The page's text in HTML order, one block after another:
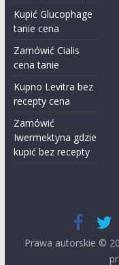
Kupić Glucophage
tanie cena
Zamówić Cialis
cena tanie
Kupno Levitra bez
recepty cena
Zamówić
Iwermektyna​ gdzie
kupić bez recepty
Prawa autorskie ©